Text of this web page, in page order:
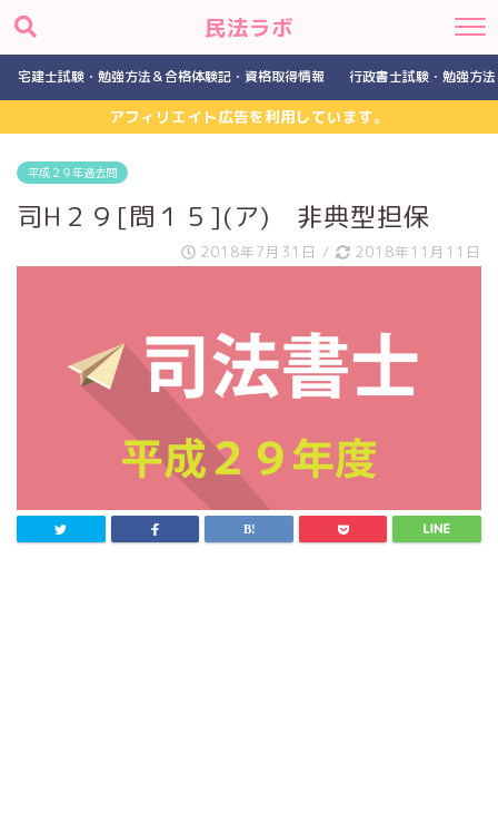
民法ラボ
宅建士試験・勉強方法＆合格体験記・資格取得情報 行政書士試験・勉強方
アフィリエイト広告を利用しています。
平成２９年過去問
司H２９[問１５](ア) 非典型担保
2018年7月31日 / 2018年11月11日